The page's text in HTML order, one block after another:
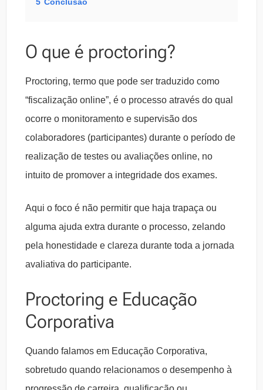
O que é proctoring?
Proctoring, termo que pode ser traduzido como
“fiscalização online”, é o processo através do qual
ocorre o monitoramento e supervisão dos
colaboradores (participantes) durante o período de
realização de testes ou avaliações online, no
intuito de promover a integridade dos exames.
Aqui o foco é não permitir que haja trapaça ou
alguma ajuda extra durante o processo, zelando
pela honestidade e clareza durante toda a jornada
avaliativa do participante.
Proctoring e Educação
Corporativa
Quando falamos em Educação Corporativa,
sobretudo quando relacionamos o desempenho à